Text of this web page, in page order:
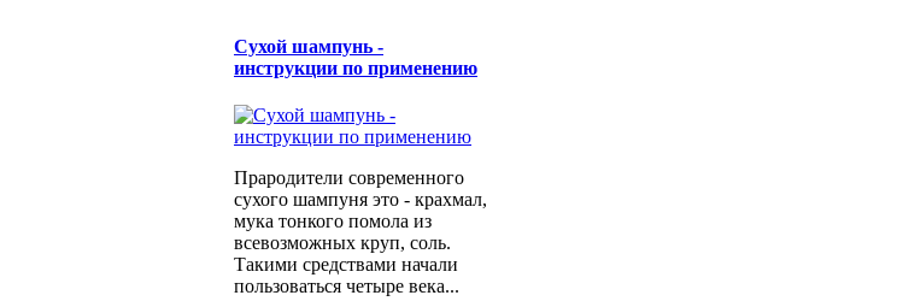
Сухой шампунь -
инструкции по применению
Прародители современного
сухого шампуня это - крахмал,
мука тонкого помола из
всевозможных круп, соль.
Такими средствами начали
пользоваться четыре века...